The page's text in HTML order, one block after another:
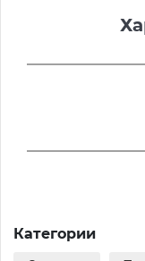
Категории